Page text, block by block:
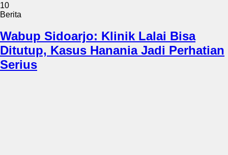
10
Berita
Wabup Sidoarjo: Klinik Lalai Bisa
Ditutup, Kasus Hanania Jadi Perhatian
Serius